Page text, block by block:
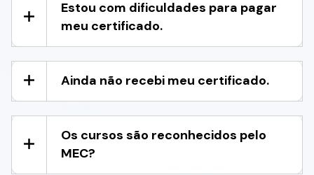
Estou com dificuldades para pagar
meu certificado.
Ainda não recebi meu certificado.
Os cursos são reconhecidos pelo
MEC?